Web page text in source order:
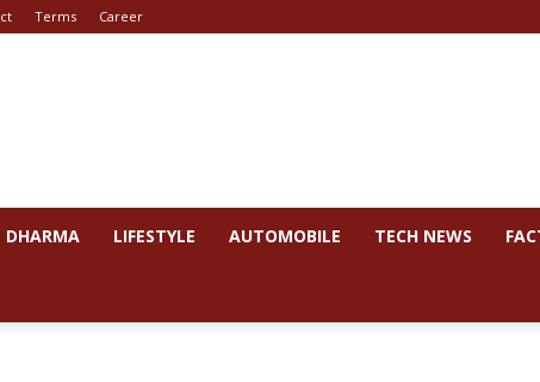
Terms Career
DHARMA LIFESTYLE AUTOMOBILE TECH NEWS